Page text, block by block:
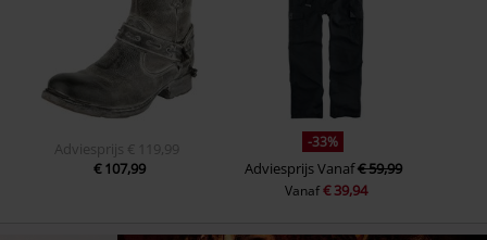
Adviesprijs
€ 119,99
€ 107,99
-33%
AdviesprijsVanaf€ 59,99
Vanaf€ 39,94